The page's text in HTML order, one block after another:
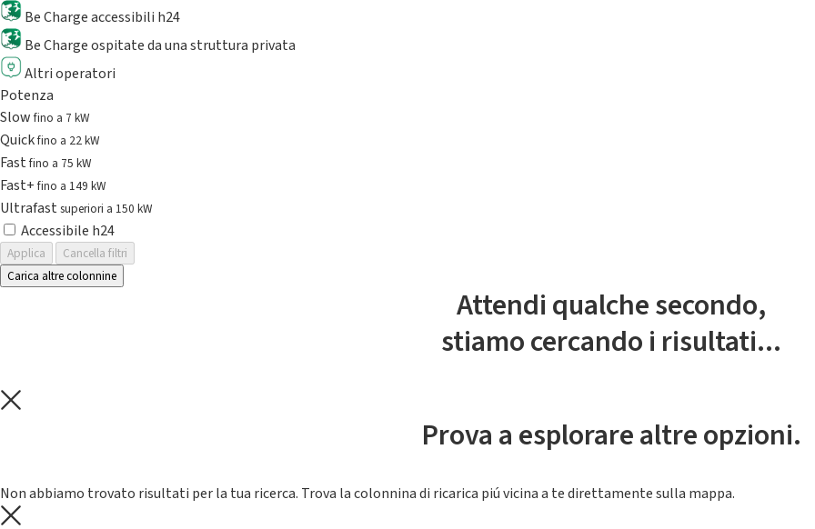
Be Charge accessibili h24
Be Charge ospitate da una struttura privata
Altri operatori
Potenza
Slowfino a 7 kW
Quickfino a 22 kW
Fastfino a 75 kW
Fast+fino a 149 kW
Ultrafast superiori a 150 kW
Accessibile h24
Applica
Cancella filtri
Carica altre colonnine
Attendi qualche secondo,
stiamo cercando i risultati...
Prova a esplorare altre opzioni.
Non abbiamo trovato risultati per la tua ricerca. Trova la colonnina di ricarica piú vicina a te direttamente sulla mappa.